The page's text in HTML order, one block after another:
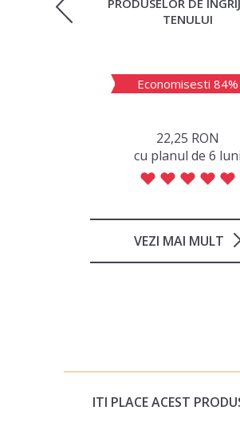
TENULUI
VEZI MAI MULT
Economisesti 84%
22,25 RON
сu planul de 6 luni
ITI PLACE ACEST